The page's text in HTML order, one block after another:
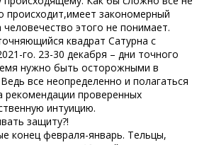
происходит,имеет закономерный
этого не понимает.
квадрат Сатурна с
го. 23-30 декабря – дни точного
нужно быть осторожными в
все неопределенно и полагаться
рекомендации проверенных
интуицию.
защиту?!
конец февраля-январь. Тельцы,